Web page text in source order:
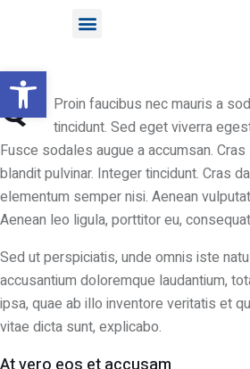
Open toolbar
Q
Proin faucibus nec mauris a
tincidunt. Sed eget viverra
Fusce sodales augue a accumsan.
blandit pulvinar. Integer tincidunt. Cras
elementum semper nisi. Aenean
Aenean leo ligula, porttitor eu,
Sed ut perspiciatis, unde omnis iste
accusantium doloremque laudantium,
ipsa, quae ab illo inventore veritatis et
vitae dicta sunt, explicabo.